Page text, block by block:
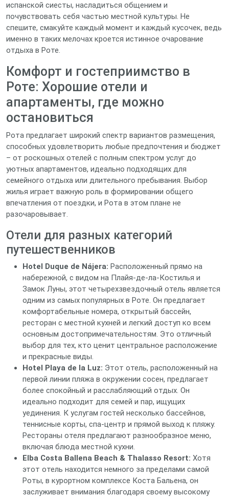
испанской сиесты, насладиться общением и
почувствовать себя частью местной культуры. Не
спешите, смакуйте каждый момент и каждый кусочек, ведь
именно в таких мелочах кроется истинное очарование
отдыха в Роте.
Комфорт и гостеприимство в
Роте: Хорошие отели и
апартаменты, где можно
остановиться
Рота предлагает широкий спектр вариантов размещения,
способных удовлетворить любые предпочтения и бюджет
– от роскошных отелей с полным спектром услуг до
уютных апартаментов, идеально подходящих для
семейного отдыха или длительного пребывания. Выбор
жилья играет важную роль в формировании общего
впечатления от поездки, и Рота в этом плане не
разочаровывает.
Отели для разных категорий
путешественников
Hotel Duque de Nájera: Расположенный прямо на
набережной, с видом на Плайя-де-ла-Костилья и
Замок Луны, этот четырехзвездочный отель является
одним из самых популярных в Роте. Он предлагает
комфортабельные номера, открытый бассейн,
ресторан с местной кухней и легкий доступ ко всем
основным достопримечательностям. Это отличный
выбор для тех, кто ценит центральное расположение
и прекрасные виды.
Hotel Playa de la Luz: Этот отель, расположенный на
первой линии пляжа в окружении сосен, предлагает
более спокойный и расслабляющий отдых. Он
идеально подходит для семей и пар, ищущих
уединения. К услугам гостей несколько бассейнов,
теннисные корты, спа-центр и прямой выход к пляжу.
Рестораны отеля предлагают разнообразное меню,
включая блюда местной кухни.
Elba Costa Ballena Beach & Thalasso Resort: Хотя
этот отель находится немного за пределами самой
Роты, в курортном комплексе Коста Бальена, он
заслуживает внимания благодаря своему высокому